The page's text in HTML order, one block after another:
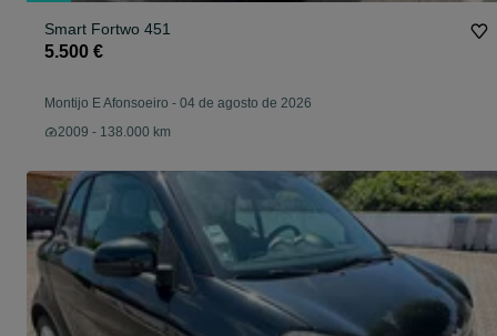
Smart Fortwo 451
5.500 €
Montijo E Afonsoeiro - 04 de agosto de 2026
2009 - 138.000 km